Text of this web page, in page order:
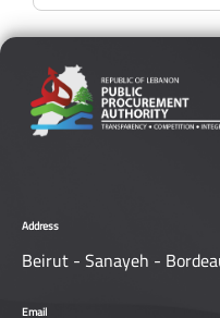
Address
Beirut - Sanayeh -
Email